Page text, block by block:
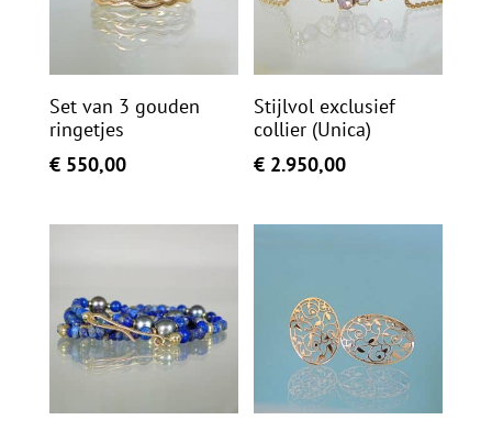
Set van 3 gouden
ringetjes
€550,00
Stijlvol exclusief
collier (Unica)
€ 2.950,00